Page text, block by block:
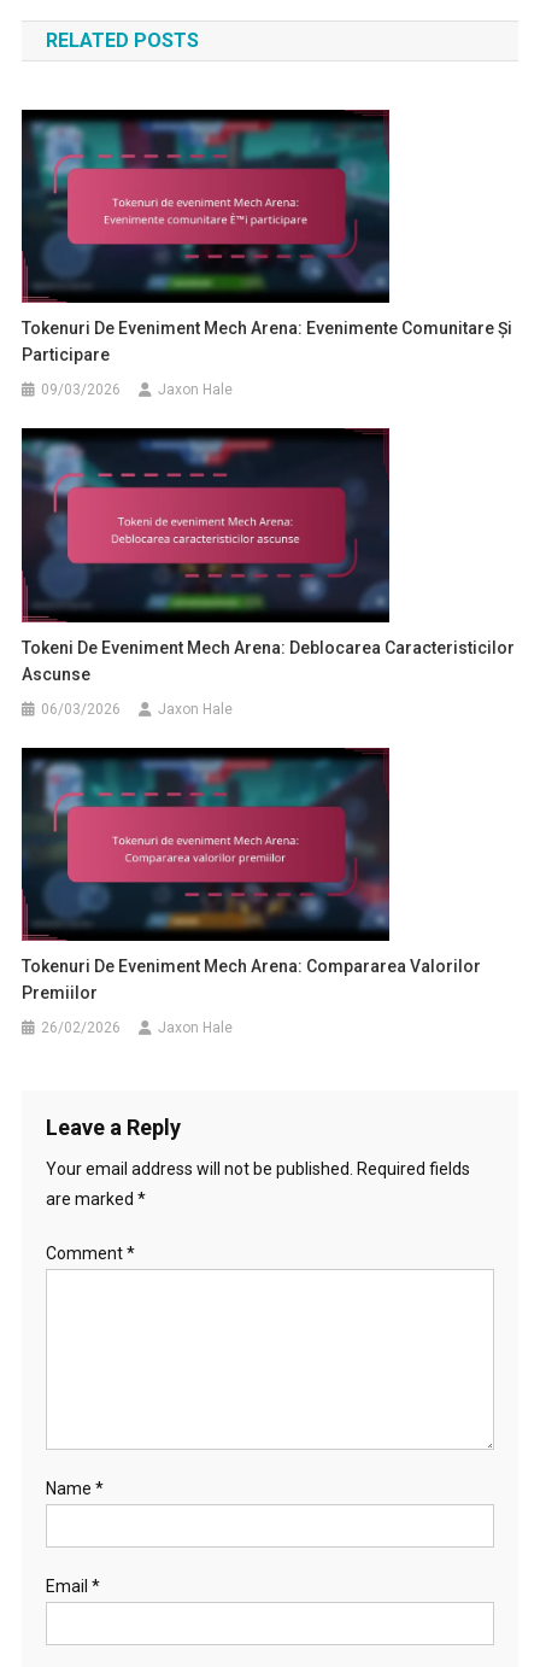
navigation
RELATED POSTS
Tokenuri De Eveniment Mech Arena: Evenimente Comunitare Și
Participare
09/03/2026 Jaxon Hale
Tokeni De Eveniment Mech Arena: Deblocarea Caracteristicilor
Ascunse
06/03/2026 Jaxon Hale
Tokenuri De Eveniment Mech Arena: Compararea Valorilor
Premiilor
26/02/2026 Jaxon Hale
Leave a Reply
Your email address will not be published. Required fields
are marked *
Comment*
Name *
Email *